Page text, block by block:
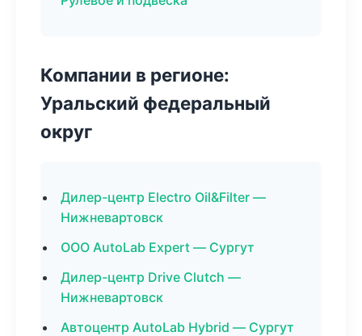
Компании в регионе:
Уральский федеральный
округ
Дилер-центр Electro Oil&Filter —
Нижневартовск
ООО AutoLab Expert — Сургут
Дилер-центр Drive Clutch —
Нижневартовск
Автоцентр AutoLab Hybrid — Сургут